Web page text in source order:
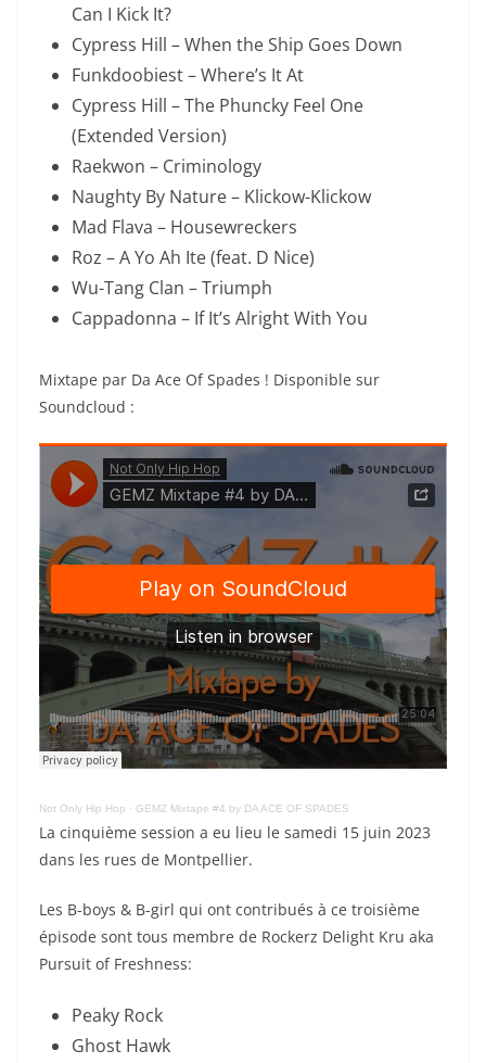
Can I Kick It?
Cypress Hill – When the Ship Goes Down
Funkdoobiest – Where’s It At
Cypress Hill – The Phuncky Feel One
(Extended Version)
Raekwon – Criminology
Naughty By Nature – Klickow-Klickow
Mad Flava – Housewreckers
Roz – A Yo Ah Ite (feat. D Nice)
Wu-Tang Clan – Triumph
Cappadonna – If It’s Alright With You
Mixtape par Da Ace Of Spades ! Disponible sur
Soundcloud :
Not Only Hip Hop · GEMZ Mixtape #4 by DA ACE OF SPADES
La cinquième session a eu lieu le samedi 15 juin 2023
dans les rues de Montpellier.
Les B-boys & B-girl qui ont contribués à ce troisième
épisode sont tous membre de Rockerz Delight Kru aka
Pursuit of Freshness:
Peaky Rock
Ghost Hawk